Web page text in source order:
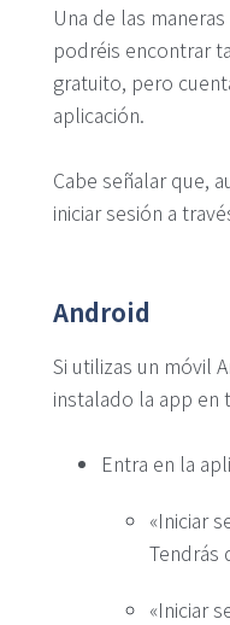
Una de las
podréis encontrar
gratuito, pero
aplicación.
Cabe señalar que,
iniciar sesión a
Android
Si utilizas un móvil
instalado la app en
Entra en la
«Iniciar
Tendrás
«Iniciar